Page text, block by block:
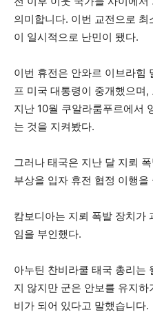
의미합니다. 이번 교전으로
이 일시적으로 난민이 됐다.
이번 휴전은 안와르 이브라힘
프 미국 대통령이 중개했으며
지난 10월 쿠알라룸푸르에서
는 것을 지켜봤다.
그러나 태국은 지난 달 지뢰
부상을 입자 휴전 협정 이행을
캄보디아는 지뢰 폭발 장치가
임을 부인했다.
아누틴 찬비라쿨 태국 총리는
지 않지만 군은 안보를 유지
비가 되어 있다고 말했습니다.